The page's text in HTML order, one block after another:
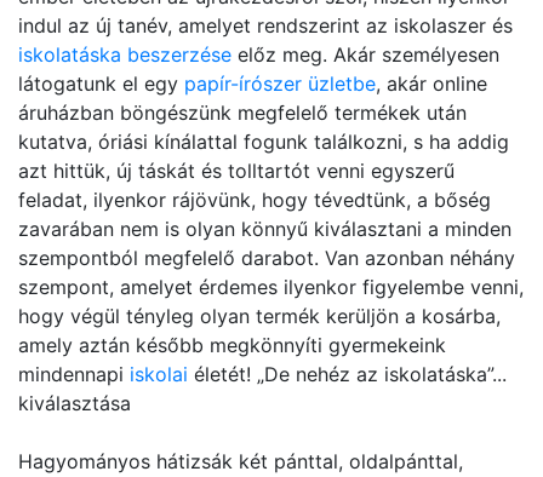
indul az új tanév, amelyet rendszerint az iskolaszer és
iskolatáska beszerzése előz meg. Akár személyesen
látogatunk el egy papír-írószer üzletbe, akár online
áruházban böngészünk megfelelő termékek után
kutatva, óriási kínálattal fogunk találkozni, s ha addig
azt hittük, új táskát és tolltartót venni egyszerű
feladat, ilyenkor rájövünk, hogy tévedtünk, a bőség
zavarában nem is olyan könnyű kiválasztani a minden
szempontból megfelelő darabot. Van azonban néhány
szempont, amelyet érdemes ilyenkor figyelembe venni,
hogy végül tényleg olyan termék kerüljön a kosárba,
amely aztán később megkönnyíti gyermekeink
mindennapi iskolai életét! „De nehéz az iskolatáska”...
kiválasztása
Hagyományos hátizsák két pánttal, oldalpánttal,